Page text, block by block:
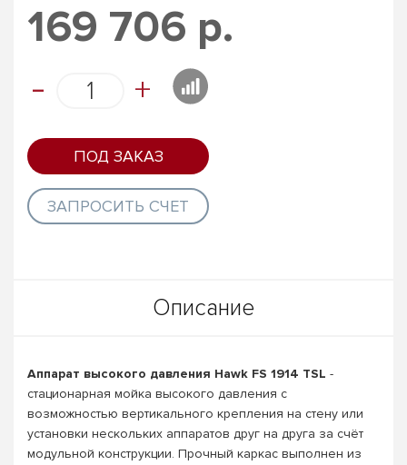
169 706 р.
- +
ПОД ЗАКАЗ
ЗАПРОСИТЬ СЧЕТ
Описание
Аппарат высокого давления Hawk FS 1914 TSL -
стационарная мойка высокого давления с
возможностью вертикального крепления на стену или
установки нескольких аппаратов друг на друга за счёт
модульной конструкции. Прочный каркас выполнен из